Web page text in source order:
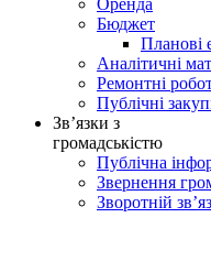
Бюджет
Планові
Аналітичні
Ремонтні
Публічні
Зв’язки з
громадськістю
Публічна
Звернення
Зворотній